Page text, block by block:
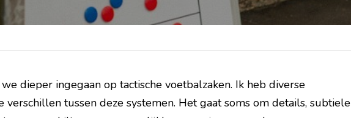
dieper ingegaan op tactische voetbalzaken. Ik heb diverse
verschillen tussen deze systemen. Het gaat soms om details, subtiele